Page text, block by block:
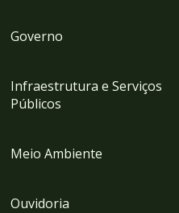
Governo
Infraestrutura e Serviços
Públicos
Meio Ambiente
Ouvidoria